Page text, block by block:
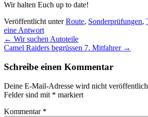
Wir halten Euch up to date!
Veröffentlicht unterRoute, Sonderprüfungen,
eine Antwort
Beitragsnavigation
← Wir suchen Autoteile
Camel Raiders begrüssen 7. Mitfahrer →
Schreibe einen Kommentar
Deine E-Mail-Adresse wird nicht
Felder sind mit * markiert
Kommentar *